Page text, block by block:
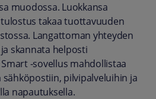
muodossa. Luokkansa
takaa tuottavuuden
Langattoman yhteyden
skannata helposti
-sovellus mahdollistaa
pilvipalveluihin ja
napautuksella.